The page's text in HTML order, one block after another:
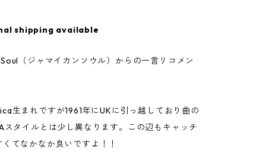
shipping available
Soul（ジャマイカンソウル）からの一言リコメン
生まれですが1961年にUKに引っ越しており曲の
スタイルとは少し異なります。この辺もキャッチ
てなかなか良いですよ！！